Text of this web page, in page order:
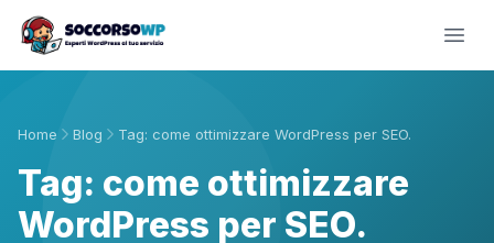
Home Blog Tag: come ottimizzare WordPress per SEO.
Tag: come ottimizzare
WordPress per SEO.